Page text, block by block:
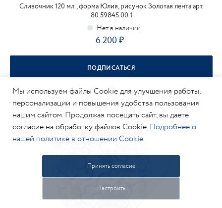
Сливочник 120 мл., форма Юлия, рисунок Золотая лента арт.
80.59845.00.1
6 200
ПОДПИСАТЬСЯ
Мы используем файлы Cookie для улучшения работы,
персонализации и повышения удобства пользования
нашим сайтом. Продолжая посещать сайт, вы даете
согласие на обработку файлов Cookie. Подробнее о
нашей политике в отношении Cookie.
Принять согласие
Настроить